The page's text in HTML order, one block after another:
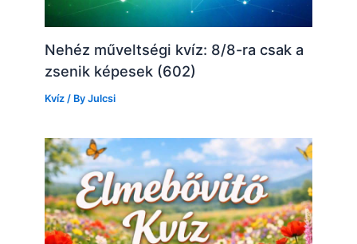
Nehéz műveltségi kvíz: 8/8-ra csak a
zsenik képesek (602)
Kvíz / ByJulcsi